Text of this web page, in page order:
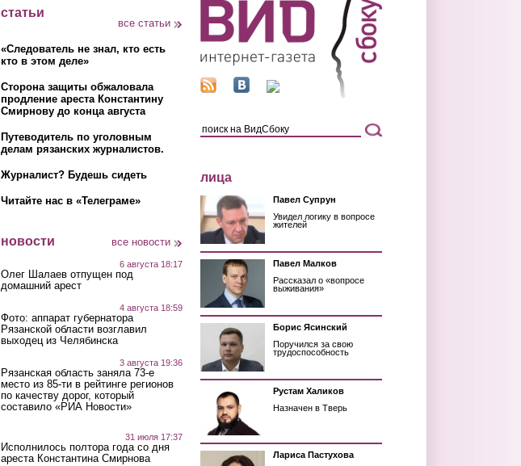
статьи
все статьи
«Следователь не знал, кто есть
кто в этом деле»
Сторона защиты обжаловала
продление ареста Константину
Смирнову до конца августа
Путеводитель по уголовным
делам рязанских журналистов.
Журналист? Будешь сидеть
Читайте нас в «Телеграме»
новости все новости
6 августа 18:17
Олег Шалаев отпущен под
домашний арест
4 августа 18:59
Фото: аппарат губернатора
Рязанской области возглавил
выходец из Челябинска
3 августа 19:36
Рязанская область заняла 73-е
место из 85-ти в рейтинге регионов
по качеству дорог, который
составило «РИА Новости»
31 июля 17:37
Исполнилось полтора года со дня
ареста Константина Смирнова
лица
Павел Супрун
Увидел логику в вопросе
жителей
Павел Малков
Рассказал о «вопросе
выживания»
Борис Ясинский
Поручился за свою
трудоспособность
Рустам Халиков
Назначен в Тверь
Лариса Пастухова